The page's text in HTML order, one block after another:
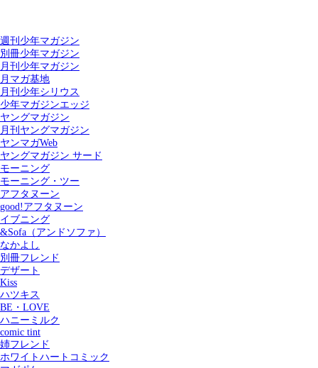
週刊少年マガジン
別冊少年マガジン
月刊少年マガジン
月マガ基地
月刊少年シリウス
少年マガジンエッジ
ヤングマガジン
月刊ヤングマガジン
ヤンマガWeb
ヤングマガジン サード
モーニング
モーニング・ツー
アフタヌーン
good!アフタヌーン
イブニング
&Sofa（アンドソファ）
なかよし
別冊フレンド
デザート
Kiss
ハツキス
BE・LOVE
ハニーミルク
comic tint
姉フレンド
ホワイトハートコミック